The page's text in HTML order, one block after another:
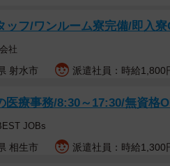
じられ傷だらけの白猫との運命の出会
ッフ/ワンルーム寮完備/即入
社
射水市 派遣社員：時給1,800
医療事務/8:30～17:30/無資格
JOBs
相生市 派遣社員：時給1,300